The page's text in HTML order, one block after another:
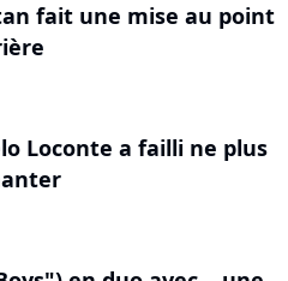
fait une mise au point
Loconte a failli ne plus